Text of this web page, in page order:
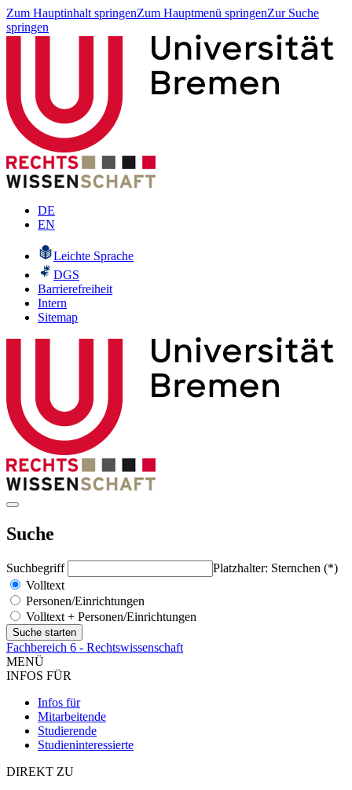
Zum Hauptinhalt springenZum Hauptmenü springenZur Suche
springen
DE
EN
Leichte Sprache
DGS
Barrierefreiheit
Intern
Sitemap
Suche
Suchbegriff
Platzhalter: Sternchen (*)
Volltext
Personen/Einrichtungen
Volltext + Personen/Einrichtungen
Fachbereich 6 - Rechtswissenschaft
MENÜ
INFOS FÜR
Infos für
Mitarbeitende
Studierende
Studieninteressierte
DIREKT ZU